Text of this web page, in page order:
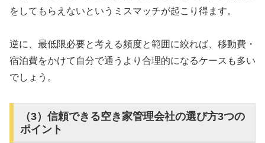
をしてもらえないというミスマッチが起こり得ます。
逆に、最低限必要と考える頻度と範囲に絞れば、移動費・
宿泊費をかけて自分で通うより合理的になるケースも多い
でしょう。
（3）信頼できる空き家管理会社の選び方3つの
ポイント